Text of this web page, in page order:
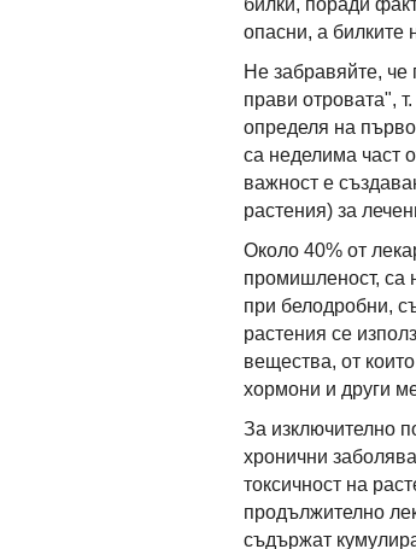
билки, поради
опасни, а билките
Не забравяйте, че
прави отровата",
определя на
са неделима част
важност е
растения) за
Около 40% от
промишленост, са
при белодробни,
растения се
вещества, от
хормони и други
За изключително
хронични
токсичност на
продължително
съдържат